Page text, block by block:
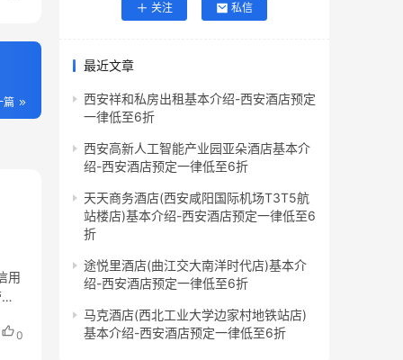
篇
用
0
关注 私信
最近文章
西安祥和私房出租基本介绍-西安酒店预定
一律低至6折
西安高新人工智能产业园亚朵酒店基本介
绍-西安酒店预定一律低至6折
天天商务酒店(西安咸阳国际机场T3T5航
站楼店)基本介绍-西安酒店预定一律低至6
折
途悦里酒店(曲江交大南洋时代店)基本介
绍-西安酒店预定一律低至6折
马克酒店(西北工业大学边家村地铁站店)
基本介绍-西安酒店预定一律低至6折